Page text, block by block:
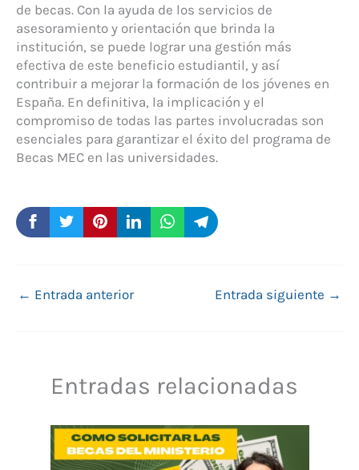
de becas. Con la ayuda de los servicios de
asesoramiento y orientación que brinda la
institución, se puede lograr una gestión más
efectiva de este beneficio estudiantil, y así
contribuir a mejorar la formación de los jóvenes en
España. En definitiva, la implicación y el
compromiso de todas las partes involucradas son
esenciales para garantizar el éxito del programa de
Becas MEC en las universidades.
← Entrada anterior Entrada siguiente →
Entradas relacionadas